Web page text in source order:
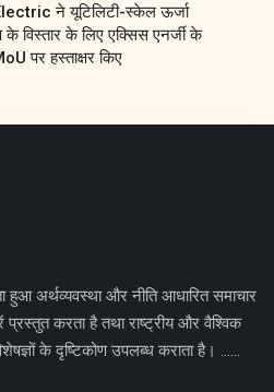
ने यूटिलिटी-स्केल ऊर्जा
के विस्तार के लिए एक्सिस एनर्जी के
पर हस्ताक्षर किए
हुआ अर्थव्यवस्था और नीति आधारित समाचार
प्रस्तुत करता है तथा राष्ट्रीय और वैश्विक
के दृष्टिकोण उपलब्ध कराता है। ……